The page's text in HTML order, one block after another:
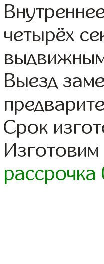
четырёх
Выезд
Срок
рассрочка